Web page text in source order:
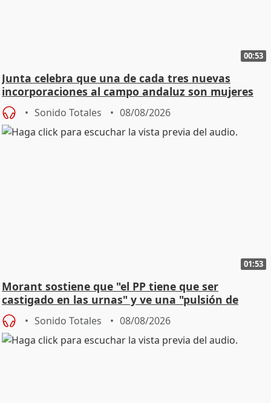
00:53
Junta celebra que una de cada tres nuevas
incorporaciones al campo andaluz son mujeres
jóvenes
Sonido Totales 08/08/2026
01:53
Morant sostiene que "el PP tiene que ser
castigado en las urnas" y ve una "pulsión de
cambio"
Sonido Totales 08/08/2026